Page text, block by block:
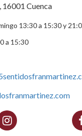
16001 Cuenca
13:30 a 15:30 y
a 15:30